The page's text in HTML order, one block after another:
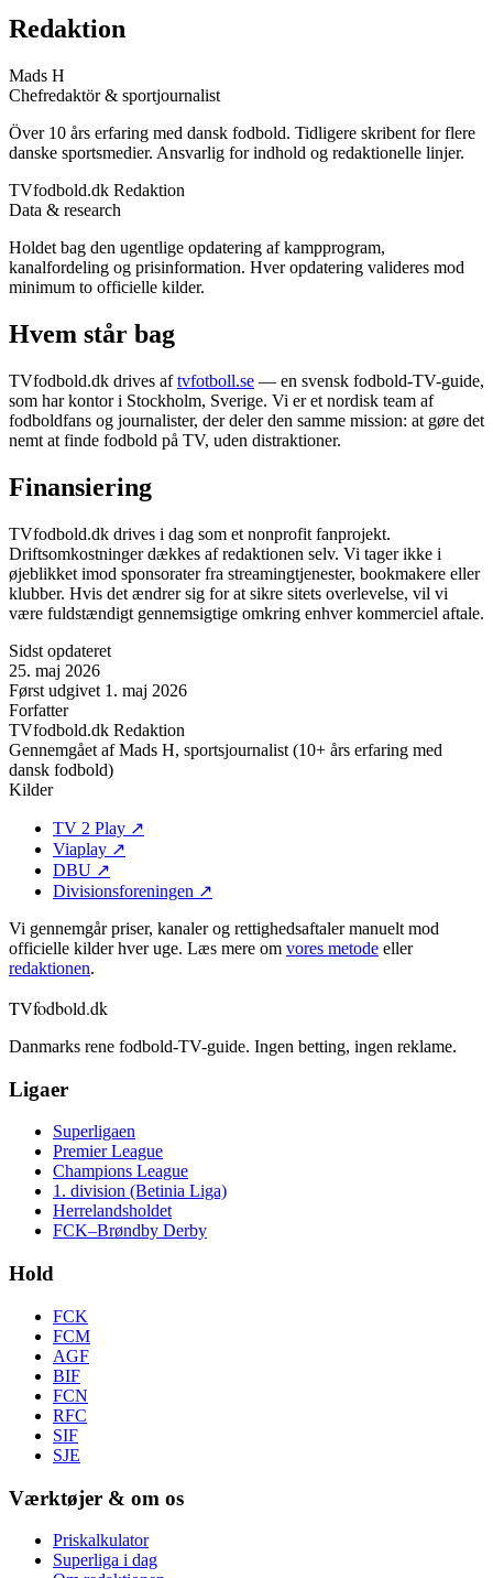
Redaktion
Mads H
Chefredaktör & sportjournalist
Över 10 års erfaring med dansk fodbold. Tidligere skribent for flere
danske sportsmedier. Ansvarlig for indhold og redaktionelle linjer.
TVfodbold.dk Redaktion
Data & research
Holdet bag den ugentlige opdatering af kampprogram,
kanalfordeling og prisinformation. Hver opdatering valideres mod
minimum to officielle kilder.
Hvem står bag
TVfodbold.dk drives aftvfotboll.se — en svensk fodbold-TV-guide,
som har kontor i Stockholm, Sverige. Vi er et nordisk team af
fodboldfans og journalister, der deler den samme mission: at gøre det
nemt at finde fodbold på TV, uden distraktioner.
Finansiering
TVfodbold.dk drives i dag som et nonprofit fanprojekt.
Driftsomkostninger dækkes af redaktionen selv. Vi tager ikke i
øjeblikket imod sponsorater fra streamingtjenester, bookmakere eller
klubber. Hvis det ændrer sig for at sikre sitets overlevelse, vil vi
være fuldstændigt gennemsigtige omkring enhver kommerciel aftale.
Sidst opdateret
25. maj 2026
Først udgivet 1. maj 2026
Forfatter
TVfodbold.dk Redaktion
Gennemgået afMads H, sportsjournalist (10+ års erfaring med
dansk fodbold)
Kilder
TV 2 Play ↗
Viaplay ↗
DBU ↗
Divisionsforeningen ↗
Vi gennemgår priser, kanaler og rettighedsaftaler manuelt mod
officielle kilder hver uge. Læs mere om vores metode eller
redaktionen.
TVfodbold.dk
Danmarks rene fodbold-TV-guide. Ingen betting, ingen reklame.
Ligaer
Superligaen
Premier League
Champions League
1. division (Betinia Liga)
Herrelandsholdet
FCK–Brøndby Derby
Hold
FCK
FCM
AGF
BIF
FCN
RFC
SIF
SJE
Værktøjer & om os
Priskalkulator
Superliga i dag